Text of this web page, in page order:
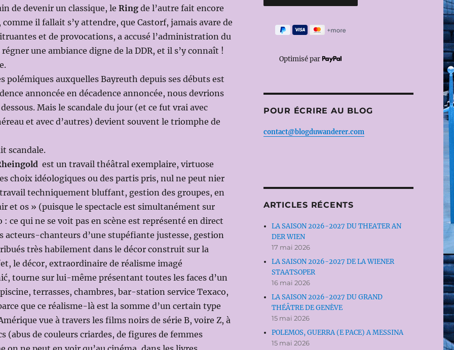
de devenir un classique, le Ringde l’autre fait encore
il fallait s’y attendre, que Castorf, jamais avare de
et de provocations, a accusé l’administration du
une ambiance digne de la DDR, et il s’y connaît !
polémiques auxquelles Bayreuth depuis ses débuts est
annoncée en décadence annoncée, nous devrions
dessous. Mais le scandale du jour (et ce fut vrai avec
et avec d’autres) devient souvent le triomphe de
scandale.
est un travail théâtral exemplaire, virtuose
choix idéologiques ou des partis pris, nul ne peut nier
travail techniquement bluffant, gestion des groupes, en
et os » (puisque le spectacle est simultanément sur
: ce qui ne se voit pas en scène est représenté en direct
acteurs-chanteurs d’une stupéfiante justesse, gestion
très habilement dans le décor construit sur la
le décor, extraordinaire de réalisme imagé
tourne sur lui-même présentant toutes les faces d’un
terrasses, chambres, bar-station service Texaco,
que ce réalisme-là est la somme d’un certain type
vue à travers les films noirs de série B, voire Z, à
(abus de couleurs criardes, de figures de femmes
Optimisé par
POUR ÉCRIRE AU BLOG
contact@blogduwanderer.com
ARTICLES RÉCENTS
LA SAISON 2026-2027 DU THEATER AN
DER WIEN
17 mai 2026
LA SAISON 2026-2027 DE LA WIENER
STAATSOPER
16 mai 2026
LA SAISON 2026-2027 DU GRAND
THÉÂTRE DE GENÈVE
15 mai 2026
POLEMOS, GUERRA (E PACE) A MESSINA
15 mai 2026